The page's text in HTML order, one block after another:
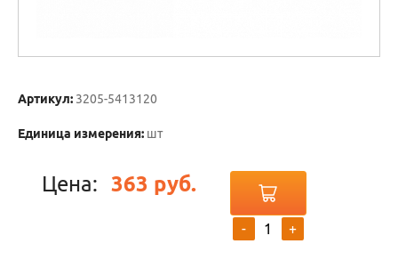
Артикул: 3205-5413120
Единица измерения: шт
Цена: 363 руб.
- +